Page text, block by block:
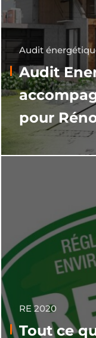
Audit
Audit
pour
RE 2020
Tout ce